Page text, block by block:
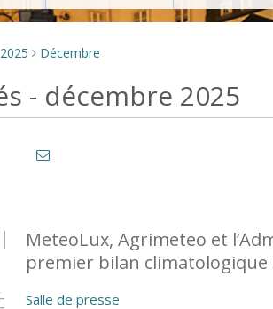
2025 > Décembre
- décembre 2025
MeteoLux, Agrimeteo et
premier bilan
Salle de presse